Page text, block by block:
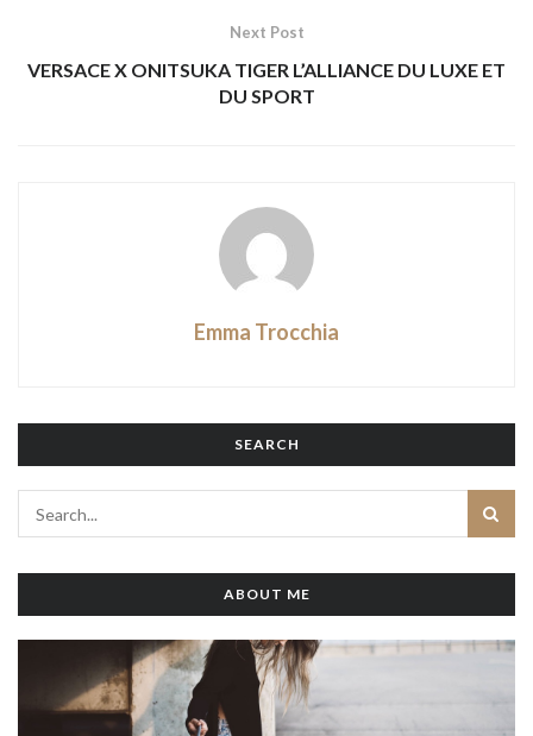
Next Post
VERSACE X ONITSUKA TIGER L’ALLIANCE DU LUXE ET
DU SPORT
Emma Trocchia
SEARCH
ABOUT ME